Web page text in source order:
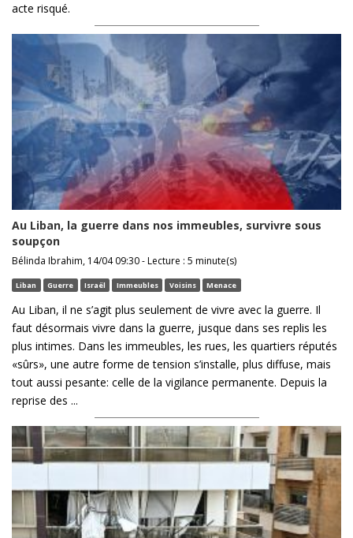
acte risqué.
Au Liban, la guerre dans nos immeubles, survivre sous
soupçon
Bélinda Ibrahim, 14/04 09:30 - Lecture : 5 minute(s)
Liban Guerre Israël Immeubles Voisins Menace
Au Liban, il ne s’agit plus seulement de vivre avec la guerre. Il
faut désormais vivre dans la guerre, jusque dans ses replis les
plus intimes. Dans les immeubles, les rues, les quartiers réputés
«sûrs», une autre forme de tension s’installe, plus diffuse, mais
tout aussi pesante: celle de la vigilance permanente. Depuis la
reprise des ...